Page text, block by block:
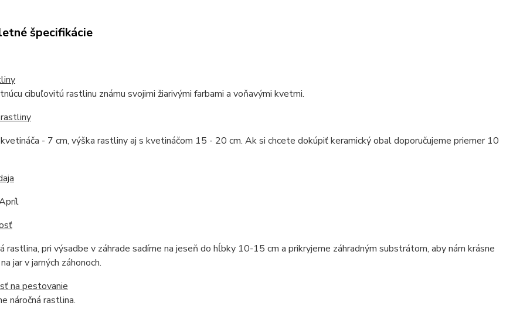
špecifikácie
cibuľovitú rastlinu známu svojimi žiarivými farbami a voňavými kvetmi.
- 7 cm, výška rastliny aj s kvetináčom 15 - 20 cm. Ak si chcete dokúpiť keramický obal doporučujeme priemer 10
rastlina, pri výsadbe v záhrade sadíme na jeseň do hĺbky 10-15 cm a prikryjeme záhradným substrátom, aby nám krásne
jar v jarných záhonoch.
na pestovanie
náročná rastlina.